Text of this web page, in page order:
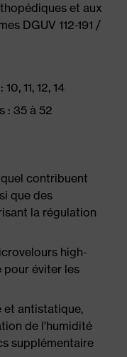
et aux
DGUV 112-191 /
11, 12, 14
: 35 à 52
contribuent
que des
la régulation
high-
pour éviter les
et antistatique,
de l'humidité
supplémentaire